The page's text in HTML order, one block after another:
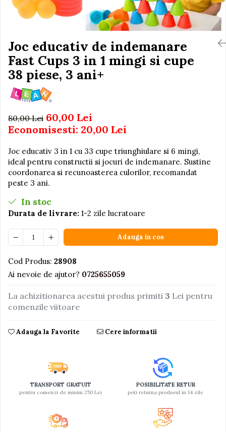
Jucarii de baie
Caluti balansoar
Interactive, educative si
muzicale
Figurine
Ateliere si unelte
Blocuri de constructie
Covorase de dans
Creative
De plus
Electrocasnice si bucatarii
Jocuri de indemanare
Jucarii educative din lemn
Motociclete
Muzica si instrumente
Plastilina
Saltelute si centre de activitati
Seturi de doctor
Seturi de rufe
Trenulete
Trenuri cu sine
Vehicule de constructii
Ingrijire cosmetica mamici
Perioada Sarcinii
Pompe de san
Sisteme De Purtare
Joc educativ de indemanare
Fast Cups 3 in 1 mingi si cupe
38 piese, 3 ani+
80,00 Lei 60,00 Lei
Economisesti: 20,00 Lei
Joc educativ 3 in 1 cu 33 cupe triunghiulare si 6 mingi,
ideal pentru constructii si jocuri de indemanare. Sustine
coordonarea si recunoasterea culorilor, recomandat
peste 3 ani.
In stoc
Durata de livrare: 1-2 zile lucratoare
Adauga in cos
Cod Produs: 28908
Ai nevoie de ajutor? 0725655059
La achizitionarea acestui produs primiti 3 Lei pentru
comenzile viitoare
Adauga la Favorite Cere informatii
TRANSPORT GRATUIT
pentru comenzi de minim 250 Lei
POSIBILITATE RETUR
poti returna produsul in 14 zile